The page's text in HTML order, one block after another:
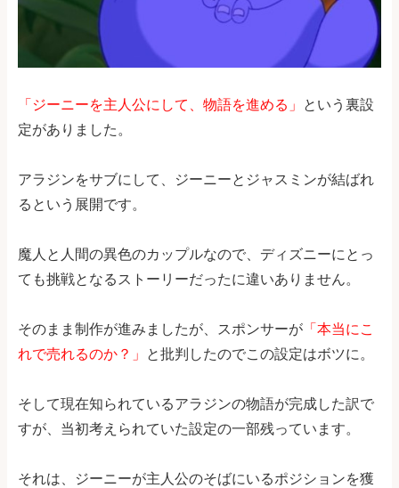
「ジーニーを主人公にして、物語を進める」
という裏設
定がありました。
アラジンをサブにして、ジーニーとジャスミンが結ばれ
るという展開です。
魔人と人間の異色のカップルなので、ディズニーにとっ
ても挑戦となるストーリーだったに違いありません。
そのまま制作が進みましたが、スポンサーが 「本当にこ
れで売れるのか？」
と批判したのでこの設定はボツに。
そして現在知られているアラジンの物語が完成した訳で
すが、当初考えられていた設定の一部残っています。
それは、ジーニーが主人公のそばにいるポジションを獲